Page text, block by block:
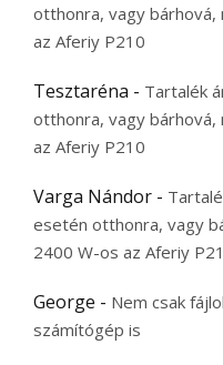
otthonra, vagy
az Aferiy P210
Tesztaréna - Tartalék
otthonra, vagy
az Aferiy P210
Varga Nándor -
esetén otthonra, vagy
2400 W-os az Aferiy
George - Nem csak
számítógép is